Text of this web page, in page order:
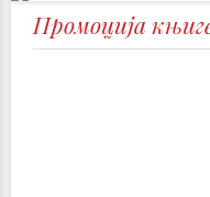
Промоција